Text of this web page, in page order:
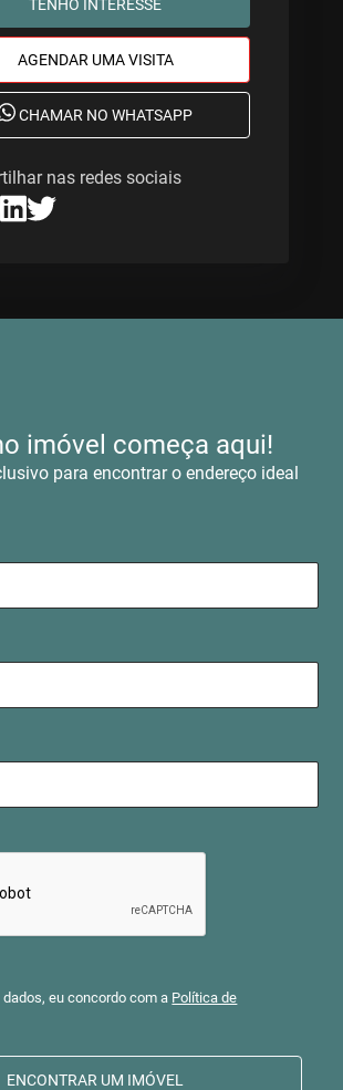
TENHO INTERESSE
AGENDAR UMA VISITA
CHAMAR NO WHATSAPP
nas redes sociais
imóvel começa aqui!
para encontrar o endereço ideal
eu concordo com a Política de
ENCONTRAR UM IMÓVEL